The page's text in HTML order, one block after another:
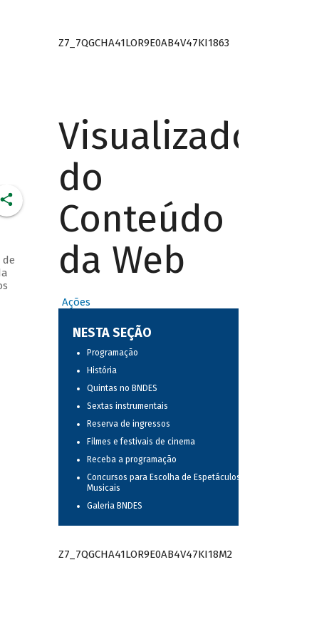
Z7_7QGCHA41LOR9E0AB4V47KI1863
Visualizador
do
Conteúdo
da Web
Ações
NESTA SEÇÃO
Programação
História
Quintas no BNDES
Sextas instrumentais
Reserva de ingressos
Filmes e festivais de cinema
Receba a programação
Concursos para Escolha de Espetáculos
Musicais
Galeria BNDES
Z7_7QGCHA41LOR9E0AB4V47KI18M2